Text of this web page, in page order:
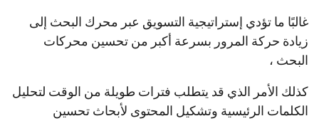
غالبًا ما تؤدي إستراتيجية التسويق عبر محرك البحث إلى
زيادة حركة المرور بسرعة أكبر من تحسين محركات
البحث ،
كذلك الأمر الذي قد يتطلب فترات طويلة من الوقت لتحليل
الكلمات الرئيسية وتشكيل المحتوى لأبحاث تحسين